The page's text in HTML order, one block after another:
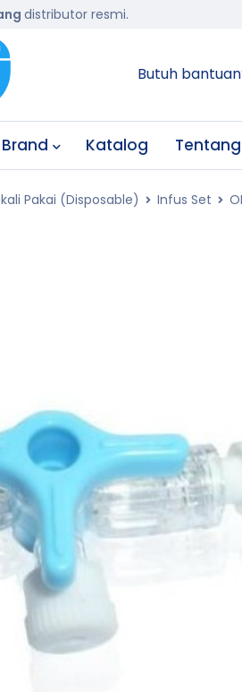
distributor resmi.
Butuh
Brand Katalog
Pakai (Disposable) Infus Set